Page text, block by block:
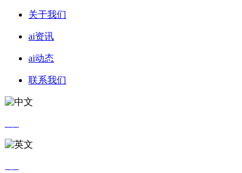
关于我们
ai资讯
ai动态
联系我们